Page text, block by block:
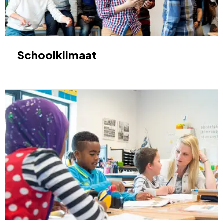
Schoolklimaat
Resultaten
en
kwaliteitszorg